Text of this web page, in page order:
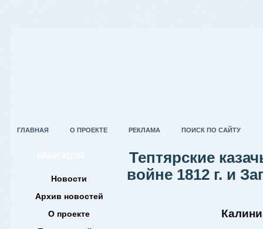
ГЛАВНАЯ О ПРОЕКТЕ РЕКЛАМА ПОИСК ПО САЙТУ
Новости
Архив новостей
О проекте
Тептярские
войне 1812 г. и